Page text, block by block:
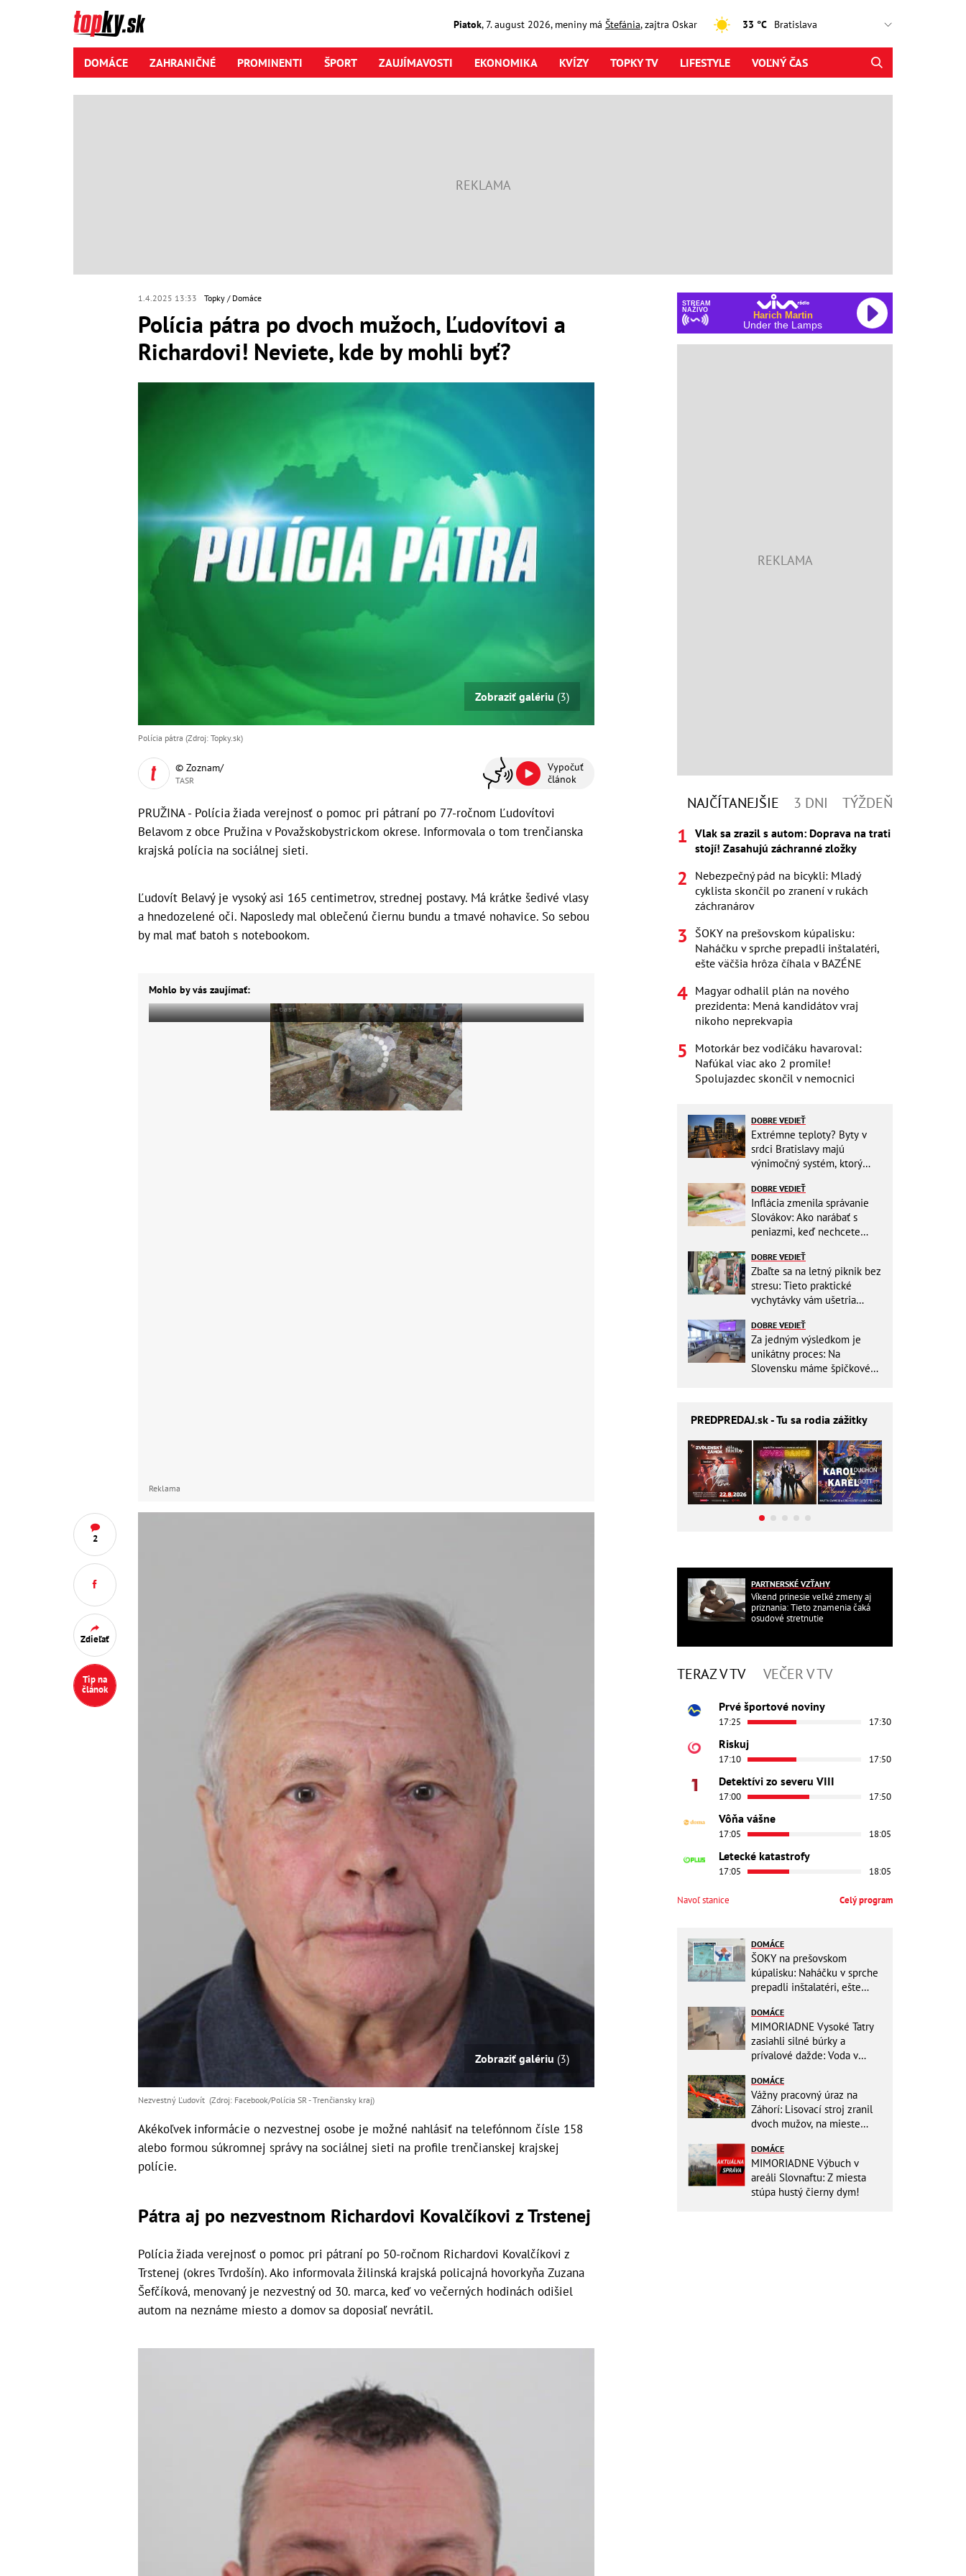
Piatok,7. august2026, meniny má Štefánia, zajtra Oskar 33 °C
DOMÁCE ZAHRANIČNÉ PROMINENTI ŠPORT ZAUJÍMAVOSTI EKONOMIKA KVÍZY TOPKY TV LIFESTYLE VOĽNÝ ČAS
1.4.2025 13:33 Topky Domáce
Polícia pátra po dvoch mužoch, Ľudovítovi a
Richardovi! Neviete, kde by mohli byť?
2
Zdieľať
Tip na
článok
Zobraziť galériu (3)
Polícia pátra (Zdroj: Topky.sk)
© Zoznam/
TASR
Vypočuť
článok
PRUŽINA - Polícia žiada verejnosť o pomoc pri pátraní po 77-ročnom Ľudovítovi
Belavom z obce Pružina v Považskobystrickom okrese. Informovala o tom trenčianska
krajská polícia na sociálnej sieti.
Ľudovít Belavý je vysoký asi 165 centimetrov, strednej postavy. Má krátke šedivé vlasy
a hnedozelené oči. Naposledy mal oblečenú čiernu bundu a tmavé nohavice. So sebou
by mal mať batoh s notebookom.
Mohlo by vás zaujímať:
Reklama
Zobraziť galériu (3)
Nezvestný Ľudovít (Zdroj: Facebook/Polícia SR - Trenčiansky kraj)
Akékoľvek informácie o nezvestnej osobe je možné nahlásiť na telefónnom čísle 158
alebo formou súkromnej správy na sociálnej sieti na profile trenčianskej krajskej
polície.
Pátra aj po nezvestnom Richardovi Kovalčíkovi z Trstenej
Polícia žiada verejnosť o pomoc pri pátraní po 50-ročnom Richardovi Kovalčíkovi z
Trstenej (okres Tvrdošín). Ako informovala žilinská krajská policajná hovorkyňa Zuzana
Šefčíková, menovaný je nezvestný od 30. marca, keď vo večerných hodinách odišiel
autom na neznáme miesto a domov sa doposiaľ nevrátil.
STREAM
NAŽIVO
Harich Martin
Under the Lamps
NAJČÍTANEJŠIE 3 DNI TÝŽDEŇ
Vlak sa zrazil s autom: Doprava na trati
stojí! Zasahujú záchranné zložky
Nebezpečný pád na bicykli: Mladý
cyklista skončil po zranení v rukách
záchranárov
ŠOKY na prešovskom kúpalisku:
Naháčku v sprche prepadli inštalatéri,
ešte väčšia hrôza číhala v BAZÉNE
Magyar odhalil plán na nového
prezidenta: Mená kandidátov vraj
nikoho neprekvapia
Motorkár bez vodičáku havaroval:
Nafúkal viac ako 2 promile!
Spolujazdec skončil v nemocnici
DOBRE VEDIEŤ
Extrémne teploty? Byty v
srdci Bratislavy majú
výnimočný systém, ktorý
DOBRE VEDIEŤ
Inflácia zmenila správanie
Slovákov: Ako narábať s
peniazmi, keď nechcete
DOBRE VEDIEŤ
Zbaľte sa na letný piknik bez
stresu: Tieto praktické
vychytávky vám ušetria
DOBRE VEDIEŤ
Za jedným výsledkom je
unikátny proces: Na
Slovensku máme špičkové
PREDPREDAJ.sk - Tu sa rodia zážitky
PARTNERSKÉ VZŤAHY
Víkend prinesie veľké zmeny aj
priznania: Tieto znamenia čaká
osudové stretnutie
TERAZ V TV VEČER V TV
Prvé športové noviny
17:25 17:30
Riskuj
17:10 17:50
Detektívi zo severu VIII
17:00 17:50
Vôňa vášne
17:05 18:05
Letecké katastrofy
17:05 18:05
Navoľ stanice Celý program
DOMÁCE
ŠOKY na prešovskom
kúpalisku: Naháčku v sprche
prepadli inštalatéri, ešte
BAZÉNE
DOMÁCE
MIMORIADNE Vysoké Tatry
zasiahli silné búrky a
prívalové dažde: Voda v
DOMÁCE
Vážny pracovný úraz na
Záhorí: Lisovací stroj zranil
dvoch mužov, na mieste
pomoc musel priletieť
vrtuľník
DOMÁCE
MIMORIADNE Výbuch v
areáli Slovnaftu: Z miesta
stúpa hustý čierny dym!